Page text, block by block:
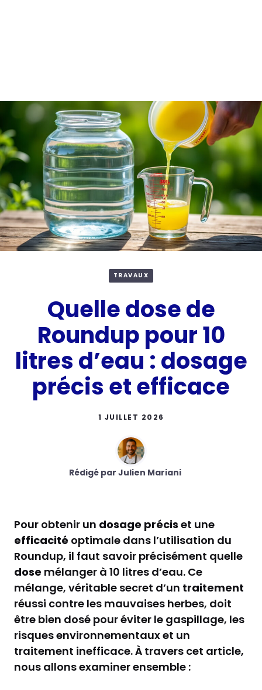
TRAVAUX
Quelle dose de
Roundup pour 10
litres d’eau : dosage
précis et efficace
1 JUILLET 2026
Rédigé par Julien Mariani
Pour obtenir un dosage précis et une
efficacité optimale dans l’utilisation du
Roundup, il faut savoir précisément quelle
dose mélanger à 10 litres d’eau. Ce
mélange, véritable secret d’un traitement
réussi contre les mauvaises herbes, doit
être bien dosé pour éviter le gaspillage, les
risques environnementaux et un
traitement inefficace. À travers cet article,
nous allons examiner ensemble :